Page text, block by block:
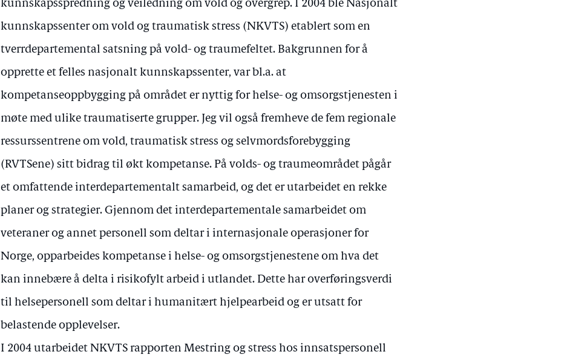
kunnskapsspredning og veiledning om vold og overgrep. I 2004 ble Nasjonalt
kunnskapssenter om vold og traumatisk stress (NKVTS) etablert som en
tverrdepartemental satsning på vold- og traumefeltet. Bakgrunnen for å
opprette et felles nasjonalt kunnskapssenter, var bl.a. at
kompetanseoppbygging på området er nyttig for helse- og omsorgstjenesten i
møte med ulike traumatiserte grupper. Jeg vil også fremheve de fem regionale
ressurssentrene om vold, traumatisk stress og selvmordsforebygging
(RVTSene) sitt bidrag til økt kompetanse. På volds- og traumeområdet pågår
et omfattende interdepartementalt samarbeid, og det er utarbeidet en rekke
planer og strategier. Gjennom det interdepartementale samarbeidet om
veteraner og annet personell som deltar i internasjonale operasjoner for
Norge, opparbeides kompetanse i helse- og omsorgstjenestene om hva det
kan innebære å delta i risikofylt arbeid i utlandet. Dette har overføringsverdi
til helsepersonell som deltar i humanitært hjelpearbeid og er utsatt for
belastende opplevelser.
I 2004 utarbeidet NKVTS rapporten Mestring og stress hos innsatspersonell